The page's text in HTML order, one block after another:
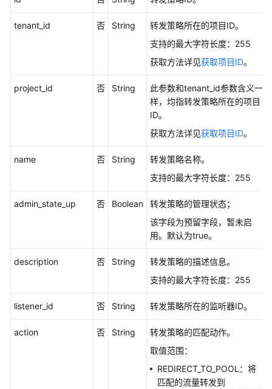
API
择
用
tenant_id 否 String
转发策略所在的项目ID。
支持的最大字符长度：255
获取方法详见获取项目ID。
project_id 否 String
此参数和tenant_id参数含义一
样，均指转发策略所在的项目
ID。
获取方法详见获取项目ID。
name 否 String
转发策略名称。
支持的最大字符长度：255
admin_state_up 否 Boolean
转发策略的管理状态；
该字段为预留字段，暂未启
用。默认为true。
description 否 String
转发策略的描述信息。
支持的最大字符长度：255
listener_id 否 String 转发策略所在的监听器ID。
action 否 String
转发策略的匹配动作。
取值范围：
REDIRECT_TO_POOL：将
匹配的流量转发到